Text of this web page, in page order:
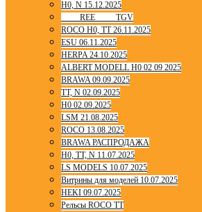
H0, N 15.12.2025
____ REE ____ TGV
ROCO H0, TT 26.11.2025
ESU 06.11.2025
HERPA 24.10.2025
ALBERT MODELL H0 02 09 2025
BRAWA 09.09.2025
TT, N 02.09.2025
H0 02.09.2025
LSM 21.08.2025
ROCO 13.08.2025
BRAWA РАСПРОДАЖА
H0, TT, N 11.07.2025
LS MODELS 10.07.2025
Витрины для моделей 10.07.2025
HEKI 09.07.2025
Рельсы ROCO TT